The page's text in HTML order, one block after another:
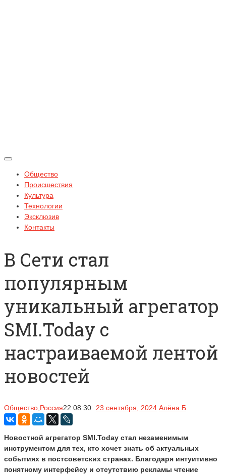
Общество
Происшествия
Культура
Технологии
Эксклюзив
Контакты
В Сети стал
популярным
уникальный агрегатор
SMI.Today с
настраиваемой лентой
новостей
Общество Россия22:08:30 23 сентября, 2024 Алёна Б
Новостной агрегатор SMI.Today стал незаменимым
инструментом для тех, кто хочет знать об актуальных
событиях в постсоветских странах. Благодаря интуитивно
понятному интерфейсу и отсутствию рекламы чтение